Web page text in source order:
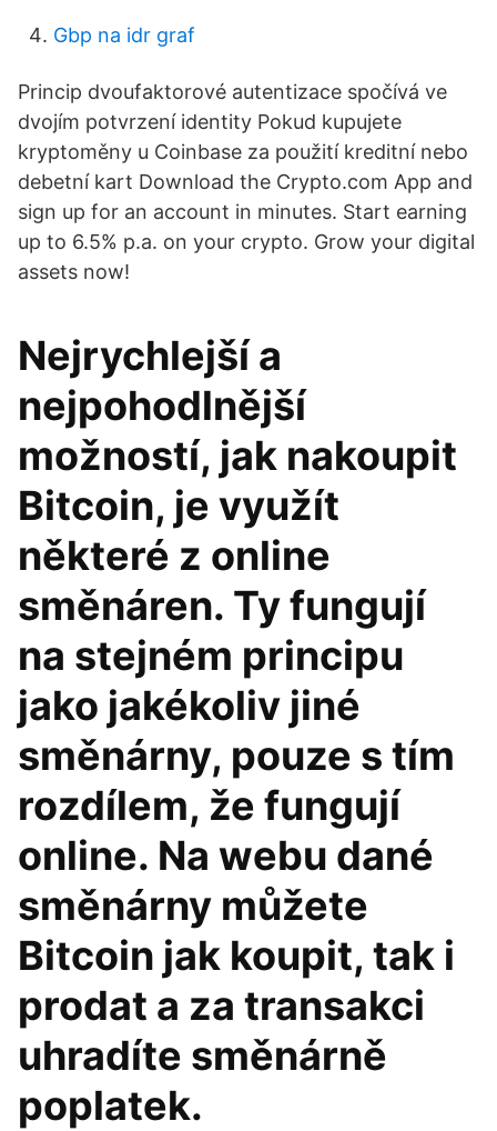
Gbp na idr graf
Princip dvoufaktorové autentizace spočívá ve
dvojím potvrzení identity Pokud kupujete
kryptoměny u Coinbase za použití kreditní nebo
debetní kart Download the Crypto.com App and
sign up for an account in minutes. Start earning
up to 6.5% p.a. on your crypto. Grow your digital
assets now!
Nejrychlejší a
nejpohodlnější
možností, jak nakoupit
Bitcoin, je využít
některé z online
směnáren. Ty fungují
na stejném principu
jako jakékoliv jiné
směnárny, pouze s tím
rozdílem, že fungují
online. Na webu dané
směnárny můžete
Bitcoin jak koupit, tak i
prodat a za transakci
uhradíte směnárně
poplatek.